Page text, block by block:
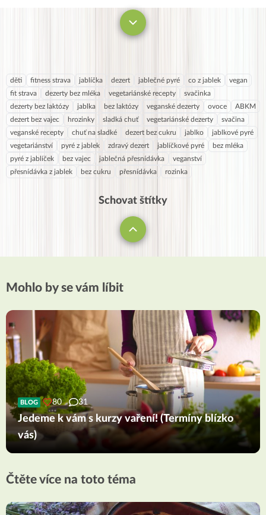
děti fitness strava jablíčka dezert jablečné pyré co z jablek
vegan
fit strava
dezerty bez mléka vegetariánské recepty
svačinka
dezerty bez laktózy
jablka bez laktózy veganské dezerty ovoce
ABKM
dezert bez vajec
hrozinky sladká chuť vegetariánské dezerty
svačina
veganské recepty
chuť na sladké dezert bez cukru jablko
jablkové pyré
vegetariánství
pyré z jablek zdravý dezert jablíčkové pyré
bez mléka
pyré z jablíček
bez vajec jablečná přesnídávka
veganství
přesnídávka z jablek
bez cukru přesnídávka rozinka
Schovat štítky
Mohlo by se vám líbit
BLOG 80 31
Jedeme k vám s kurzy vaření! (Termíny blízko
vás)
Čtěte více na toto téma